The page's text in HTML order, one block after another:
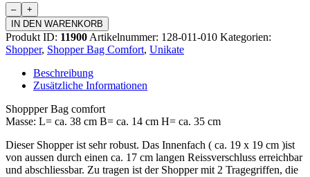
Shopper
Bag
Comfort
Menge
IN DEN WARENKORB
Produkt ID: 11900 Artikelnummer: 128-011-010 Kategorien:
Shopper, Shopper Bag Comfort, Unikate
Beschreibung
Zusätzliche Informationen
Shoppper Bag comfort
Masse: L= ca. 38 cm B= ca. 14 cm H= ca. 35 cm
Dieser Shopper ist sehr robust. Das Innenfach ( ca. 19 x 19 cm )ist
von aussen durch einen ca. 17 cm langen Reissverschluss erreichbar
und abschliessbar. Zu tragen ist der Shopper mit 2 Tragegriffen, die